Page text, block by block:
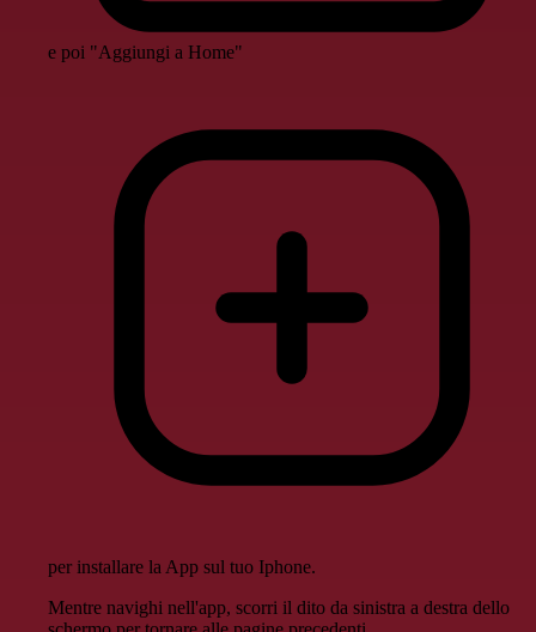
e poi "Aggiungi a Home"
per installare la App sul tuo Iphone.
Mentre navighi nell'app, scorri il dito da sinistra a destra dello